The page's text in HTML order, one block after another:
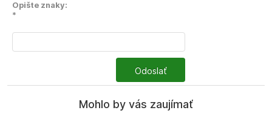
Opište znaky:
*
Odoslať
Mohlo by vás zaujímať